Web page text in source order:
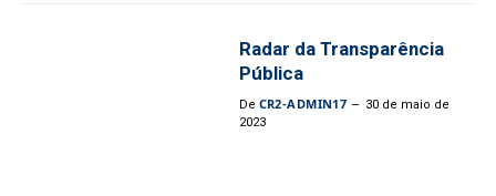
Radar da Transparência
Pública
De CR2-ADMIN17
30 de maio de
2023